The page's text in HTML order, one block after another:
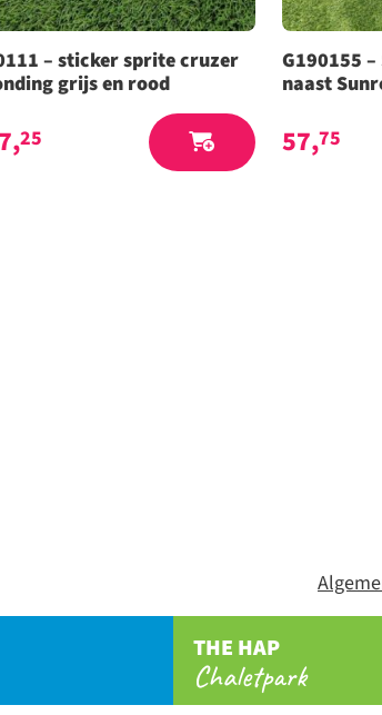
– sticker sprite cruzer
grijs en rood
25
G190155
naast
57,75
THE HAP
Chaletpark